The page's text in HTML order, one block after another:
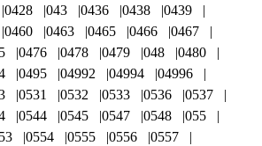
0428 043 0436 0438
0439
0460 0463 0465 0466
0467
0476 0478 0479 048
0480
0495 04992 04994
04996
0531 0532 0533 0536
0537
0544 0545 0547 0548
055
0554 0555 0556
0557